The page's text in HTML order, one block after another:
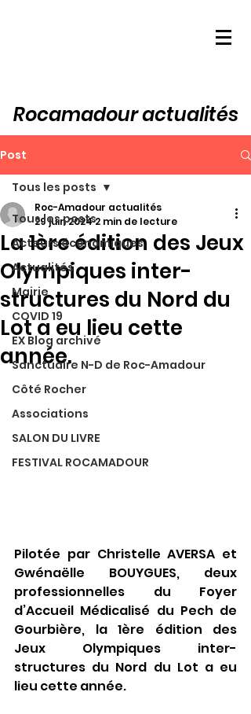
Rocamadour actualités
Post
Tous les posts
Acteurs économiques
Actualités
Mairie
COVID 19
EX Blog archivé
Sanctuaire N-D de Roc-Amadour
Côté Rocher
Associations
SALON DU LIVRE
FESTIVAL ROCAMADOUR
Tous les posts
La 1ère édition des Jeux
Olympiques inter-
structures du Nord du
Lot a eu lieu cette
année.
Roc-Amadour actualités
29 juin 20242 min de lecture
Pilotée par Christelle AVERSA et
Gwénaëlle BOUYGUES, deux
professionnelles du Foyer
d’Accueil Médicalisé du Pech de
Gourbière, la 1ère édition des
Jeux Olympiques inter-
structures du Nord du Lot a eu
lieu cette année.